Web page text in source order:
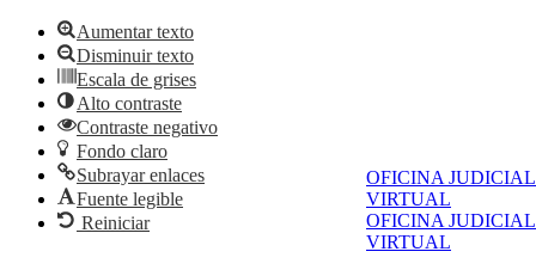
OFICINA JUDICIAL
VIRTUAL
OFICINA JUDICIAL
VIRTUAL
Aumentar texto
Disminuir texto
Escala de grises
Alto contraste
Contraste negativo
Fondo claro
Subrayar enlaces
Fuente legible
Reiniciar